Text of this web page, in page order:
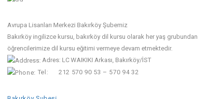
Avrupa Lisanları Merkezi Bakırköy Şubemiz
Bakırköy ingilizce kursu, bakırköy dil kursu olarak her yaş grubundan
öğrencilerimize dil kursu eğitimi vermeye devam etmektedir.
Adres: LC WAIKIKI Arkası, Bakırköy/İST
Tel:212 570 90 53 – 570 94 32